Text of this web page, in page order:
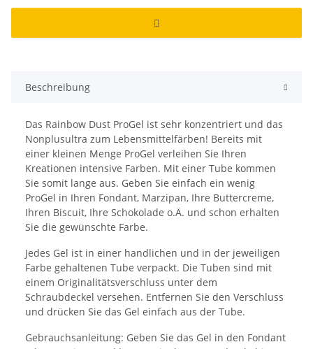
Beschreibung
Das Rainbow Dust ProGel ist sehr konzentriert und das
Nonplusultra zum Lebensmittelfärben! Bereits mit
einer kleinen Menge ProGel verleihen Sie Ihren
Kreationen intensive Farben. Mit einer Tube kommen
Sie somit lange aus. Geben Sie einfach ein wenig
ProGel in Ihren Fondant, Marzipan, Ihre Buttercreme,
Ihren Biscuit, Ihre Schokolade o.Ä. und schon erhalten
Sie die gewünschte Farbe.
Jedes Gel ist in einer handlichen und in der jeweiligen
Farbe gehaltenen Tube verpackt. Die Tuben sind mit
einem Originalitätsverschluss unter dem
Schraubdeckel versehen. Entfernen Sie den Verschluss
und drücken Sie das Gel einfach aus der Tube.
Gebrauchsanleitung: Geben Sie das Gel in den Fondant